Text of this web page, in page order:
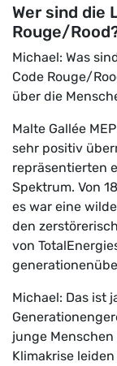
Wer sind die
Rouge/
Michael: Was
Code Rouge/
über die
Malte Gallée
sehr positiv
repräsentierten
Spektrum. Von
es war eine
den
von
Michael: Das ist
junge
Klimakrise